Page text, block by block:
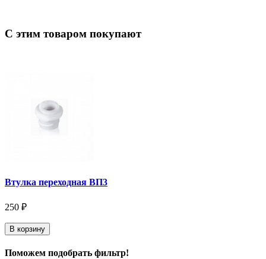
С этим товаром покупают
Втулка переходная ВП3
250 ₽
В корзину
Поможем подобрать фильтр!